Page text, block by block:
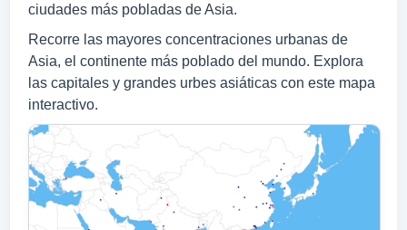
ciudades más pobladas de Asia.
Recorre las mayores concentraciones urbanas de
Asia, el continente más poblado del mundo. Explora
las capitales y grandes urbes asiáticas con este mapa
interactivo.